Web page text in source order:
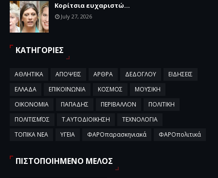
Κορίτσια ευχαριστώ...
July 27, 2026
ΚΑΤΗΓΟΡΙΕΣ
ΑΘΛΗΤΙΚΑ ΑΠΟΨΕΙΣ ΑΡΘΡΑ ΔΕΔΟΓΛΟΥ
ΕΙΔΗΣΕΙΣ
ΕΛΛΑΔΑ
ΕΠΙΚΟΙΝΩΝΙΑ ΚΟΣΜΟΣ
ΜΟΥΣΙΚΗ
ΟΙΚΟΝΟΜΙΑ
ΠΑΠΑΔΗΣ ΠΕΡΙΒΑΛΛΟΝ
ΠΟΛΙΤΙΚΗ
ΠΟΛΙΤΙΣΜΌΣ
Τ.ΑΥΤΟΔΙΟΙΚΗΣΗ
ΤΕΧΝΟΛΟΓΙΑ
ΤΟΠΙΚΑ ΝΕΑ
ΥΓΕΙΑ ΦΑΡΟπαρασκηνιακά ΦΑΡΟπολιτικά
ΠΙΣΤΟΠΟΙΗΜΕΝΟ ΜΕΛΟΣ